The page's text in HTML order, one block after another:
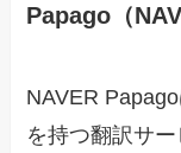
Papago（
NAVER
を持つ翻訳サ